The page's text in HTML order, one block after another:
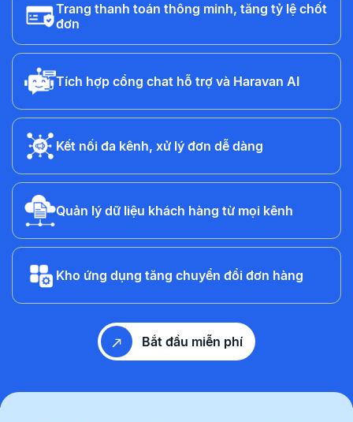
Trang thanh toán thông minh, tăng tỷ lệ chốt
đơn
Tích hợp cổng chat hỗ trợ và Haravan AI
Kết nối đa kênh, xử lý đơn dễ dàng
Quản lý dữ liệu khách hàng từ mọi kênh
Kho ứng dụng tăng chuyển đổi đơn hàng
Bắt đầu miễn phí